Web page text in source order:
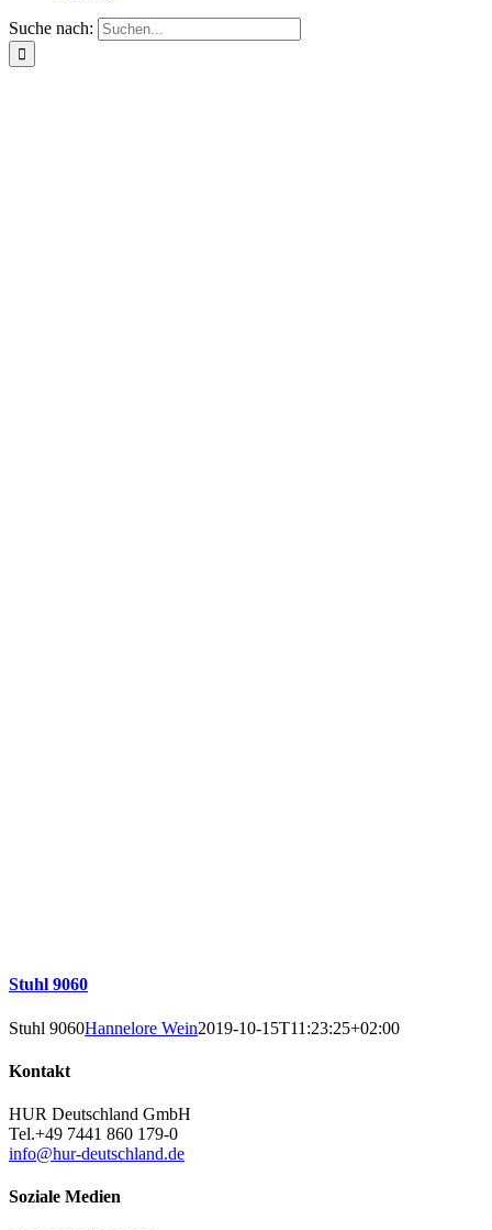
Suche nach:
Stuhl 9060
Stuhl 9060Hannelore Wein2019-10-15T11:23:25+02:00
Kontakt
HUR Deutschland GmbH
Tel.+49 7441 860 179-0
info@hur-deutschland.de
Soziale Medien